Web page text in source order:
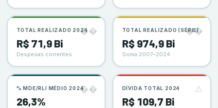
��
TOTAL REALIZADO 2024
R$ 71,9 Bi
Despesas correntes
��
TOTAL REALIZADO (SÉRIE)
R$ 974,9 Bi
Soma 2007–2024
��
% MDE/RLI MÉDIO 2024
26,3%
⚠️
DÍVIDA TOTAL 2024
R$ 109,7 Bi